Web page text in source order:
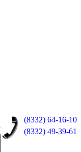
(8332) 64-16-10
(8332) 49-39-61